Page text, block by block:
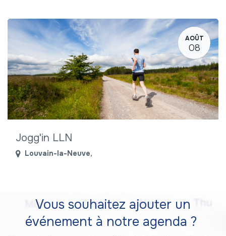
AOÛT
08
Jogg'in LLN
Louvain-la-Neuve,
Vous souhaitez ajouter un
événement à notre agenda ?